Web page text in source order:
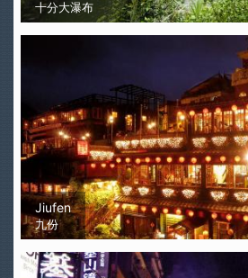
十分大瀑布
Jiufen
九份